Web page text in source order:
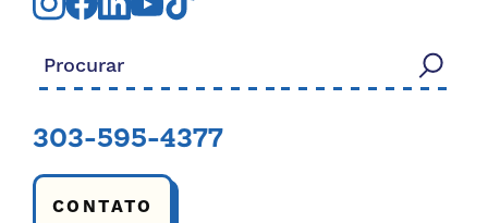
Procurar:
303-595-4377
CONTATO